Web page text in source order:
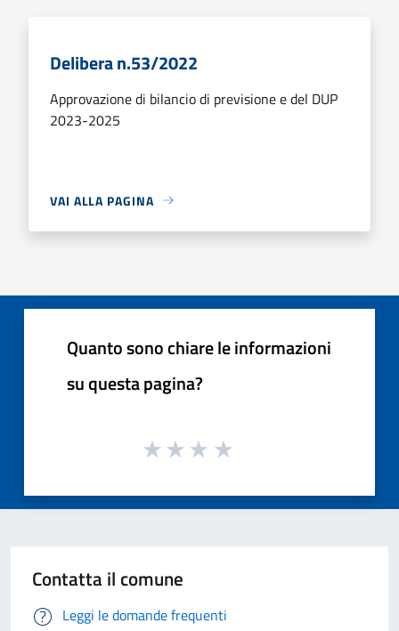
Delibera n.53/2022
Approvazione di bilancio di previsione e del DUP
2023-2025
VAI ALLA PAGINA
Quanto sono chiare le informazioni
su questa pagina?
Contatta il comune
Leggi le domande frequenti